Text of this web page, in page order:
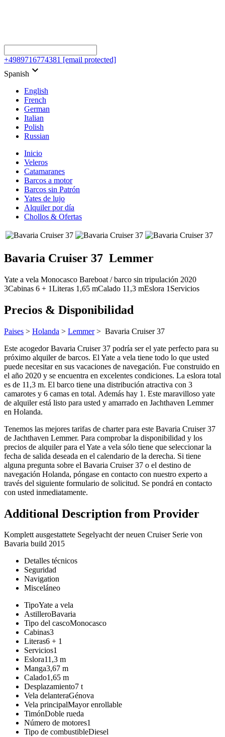
+4989716774381 [email protected]
Spanish keyboard_arrow_down
English
French
German
Italian
Polish
Russian
Inicio
Veleros
Catamaranes
Barcos a motor
Barcos sin Patrón
Yates de lujo
Alquiler por día
Chollos & Ofertas
Bavaria Cruiser 37 Lemmer
Yate a vela Monocasco Bareboat / barco sin tripulación 2020
3Cabinas 6 + 1Literas 1,65 mCalado 11,3 mEslora 1 Servicios
Precios & Disponibilidad
Paises > Holanda > Lemmer> Bavaria Cruiser 37
Este acogedor Bavaria Cruiser 37 podría ser el yate perfecto para su
próximo alquiler de barcos. El Yate a vela tiene todo lo que usted
puede necesitar en sus vacaciones de navegación. Fue construido en
el año 2020 y se encuentra en excelentes condiciones. La eslora total
es de 11,3 m. El barco tiene una distribución atractiva con 3
camarotes y 6 camas en total. Además hay 1. Este maravilloso yate
de alquiler está listo para usted y amarrado en Jachthaven Lemmer
en Holanda.
Tenemos las mejores tarifas de charter para este Bavaria Cruiser 37
de Jachthaven Lemmer. Para comprobar la disponibilidad y los
precios de alquiler para el Yate a vela sólo tiene que seleccionar la
fecha de salida deseada en el calendario de la derecha. Si tiene
alguna pregunta sobre el Bavaria Cruiser 37 o el destino de
navegación Holanda, póngase en contacto con nuestro experto a
través del siguiente formulario de solicitud. Se pondrá en contacto
con usted inmediatamente.
Additional Description from Provider
Komplett ausgestattete Segelyacht der neuen Cruiser Serie von
Bavaria build 2015
Detalles técnicos
Seguridad
Navigation
Misceláneo
TipoYate a vela
AstilleroBavaria
Tipo del cascoMonocasco
Cabinas3
Literas6 + 1
Servicios1
Eslora11,3 m
Manga3,67 m
Calado1,65 m
Desplazamiento7 t
Vela delanteraGénova
Vela principalMayor enrollable
TimónDoble rueda
Número de motores1
Tipo de combustibleDiesel